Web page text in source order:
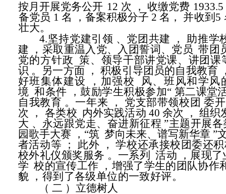
按月开展党务公开 12 次 ， 收缴党费 1933.5
备党员 1 名 ，备案积极分子 2 名，
并收到5
壮大。
4.坚持党建引领 、党团共建 ，
助推学
建
，采取重温入党、入团誓词、党员 带团
党的方针政
策、领导干部讲党课、讲团
识 。另一方面 ， 积极引导团员的自我教育
好班集体建设
，加强校
风、班风和学风
境 和条件 ，鼓励学生积极参加“ 第二课堂
自我教育 。一年来 ， 党支部带领校团 委
次
， 各类校 内外实践活动 40 余次 ，
组织
大 、永远跟党走、奋进新征程 ”主题开展各
园歌手大赛 ，“筑 梦向未来、谱写新华章 ”
者活动等
； 此外 ，
学校还承接校团委还
校外礼仪颁奖服务 。一系列 活动
，展现
学 校的宣传工作
，增强了学生的团队协作
貌
，得到了各级单位的一致好评。
（ 二 ）立德树人